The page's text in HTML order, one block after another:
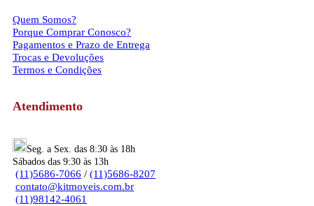
Quem Somos?
Porque Comprar Conosco?
Pagamentos e Prazo de Entrega
Trocas e Devoluções
Termos e Condições
Atendimento
Seg. a Sex. das 8:30 às 18h
Sábados das 9:30 às 13h
(11)5686-7066 / (11)5686-8207
contato@kitmoveis.com.br
(11)98142-4061